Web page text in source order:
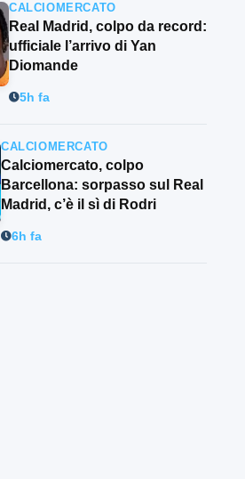
CALCIOMERCATO
Real Madrid, colpo da record:
ufficiale l’arrivo di Yan
Diomande
5h fa
CALCIOMERCATO
Calciomercato, colpo
Barcellona: sorpasso sul Real
Madrid, c’è il sì di Rodri
6h fa